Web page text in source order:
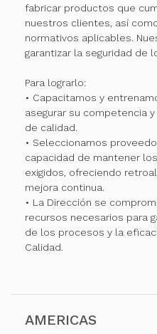
fabricar productos que
nuestros clientes, así
normativos aplicables.
garantizar la seguridad de
Para lograrlo:
• Capacitamos y
asegurar su competencia
de calidad.
• Seleccionamos
capacidad de mantener
exigidos, ofreciendo
mejora continua.
• La Dirección se
recursos necesarios para
de los procesos y la
Calidad.
AMERICAS